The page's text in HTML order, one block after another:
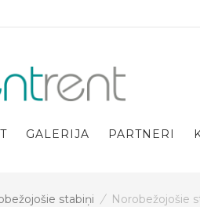
GALERIJA PARTNERI
stabiņi / Norobežojošie